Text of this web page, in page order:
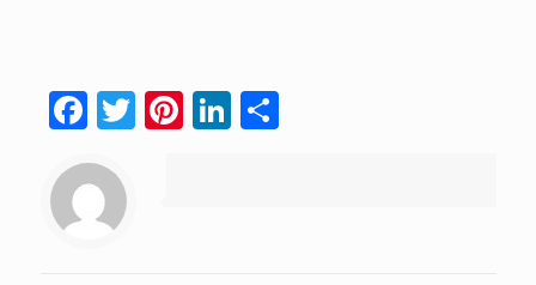
Facebook
Twitter
Pinterest
LinkedIn